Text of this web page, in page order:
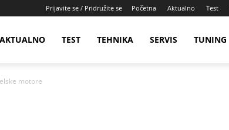
Prijavite se / Pridružite se Početna Aktualno Test
AKTUALNO TEST TEHNIKA SERVIS TUNING
motore